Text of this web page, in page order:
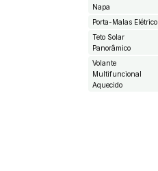
Napa
Porta-Malas Elétrico
Teto Solar
Panorâmico
Volante
Multifuncional
Aquecido